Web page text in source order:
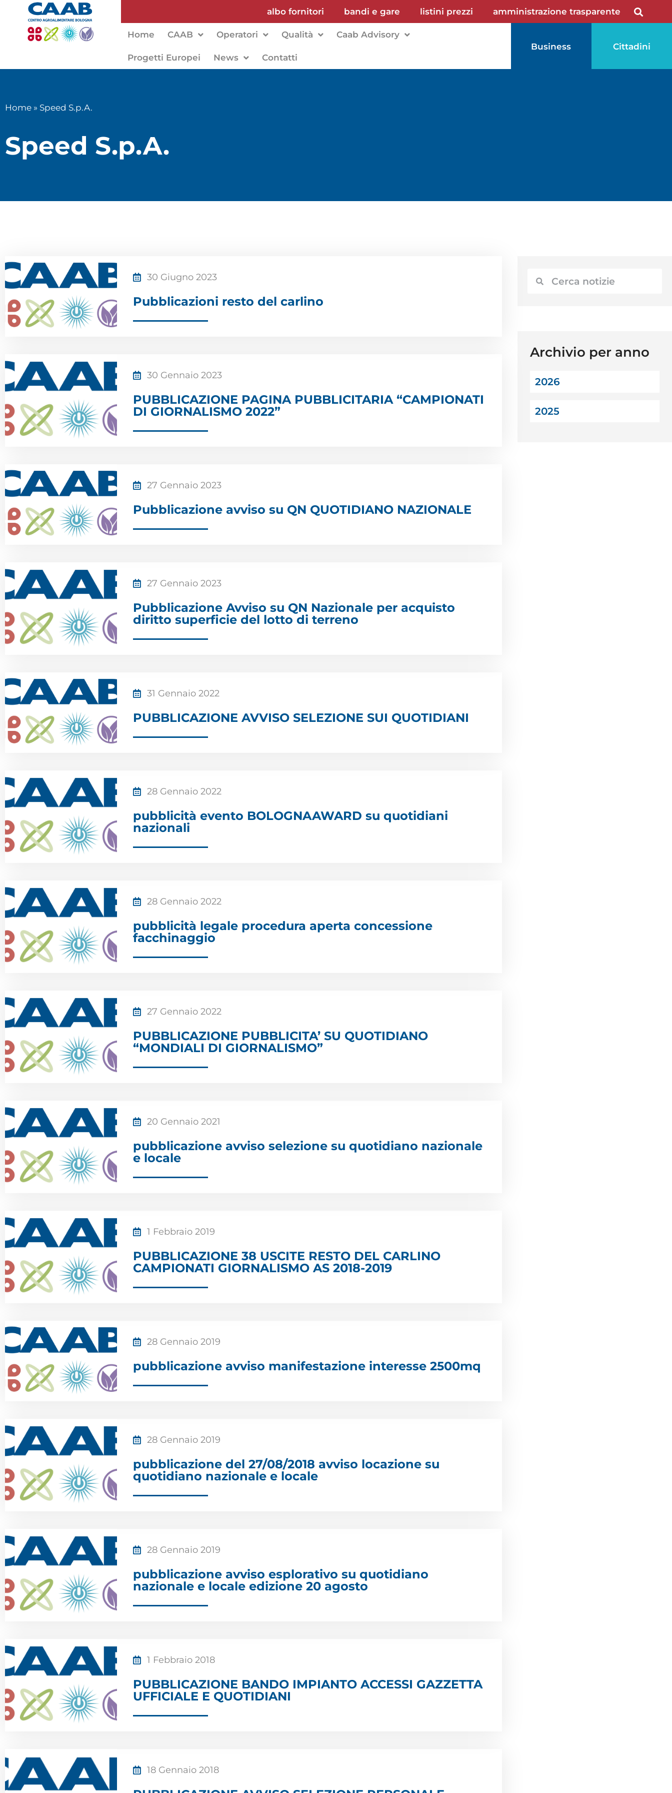
albo fornitori bandi e gare listini prezzi amministrazione trasparente
Home CAAB Operatori Qualità Caab Advisory
Progetti Europei News Contatti
Business Cittadini
Home » Speed S.p.A.
Speed S.p.A.
30 Giugno 2023
Pubblicazioni resto del carlino
30 Gennaio 2023
PUBBLICAZIONE PAGINA PUBBLICITARIA “CAMPIONATI
DI GIORNALISMO 2022”
27 Gennaio 2023
Pubblicazione avviso su QN QUOTIDIANO NAZIONALE
27 Gennaio 2023
Pubblicazione Avviso su QN Nazionale per acquisto
diritto superficie del lotto di terreno
31 Gennaio 2022
PUBBLICAZIONE AVVISO SELEZIONE SUI QUOTIDIANI
28 Gennaio 2022
pubblicità evento BOLOGNAAWARD su quotidiani
nazionali
28 Gennaio 2022
pubblicità legale procedura aperta concessione
facchinaggio
27 Gennaio 2022
PUBBLICAZIONE PUBBLICITA’ SU QUOTIDIANO
“MONDIALI DI GIORNALISMO”
20 Gennaio 2021
pubblicazione avviso selezione su quotidiano nazionale
e locale
1 Febbraio 2019
PUBBLICAZIONE 38 USCITE RESTO DEL CARLINO
CAMPIONATI GIORNALISMO AS 2018-2019
28 Gennaio 2019
pubblicazione avviso manifestazione interesse 2500mq
28 Gennaio 2019
pubblicazione del 27/08/2018 avviso locazione su
quotidiano nazionale e locale
28 Gennaio 2019
pubblicazione avviso esplorativo su quotidiano
nazionale e locale edizione 20 agosto
1 Febbraio 2018
PUBBLICAZIONE BANDO IMPIANTO ACCESSI GAZZETTA
UFFICIALE E QUOTIDIANI
18 Gennaio 2018
Archivio per anno
2026
2025